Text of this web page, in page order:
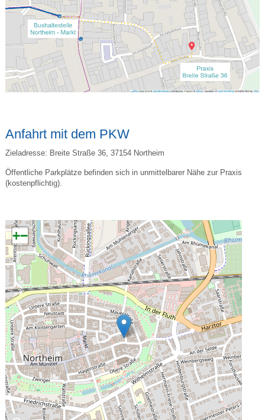
Anfahrt mit dem PKW
Zieladresse: Breite Straße 36, 37154 Northeim
Öffentliche Parkplätze befinden sich in unmittelbarer Nähe zur Praxis
(kostenpflichtig).
+−